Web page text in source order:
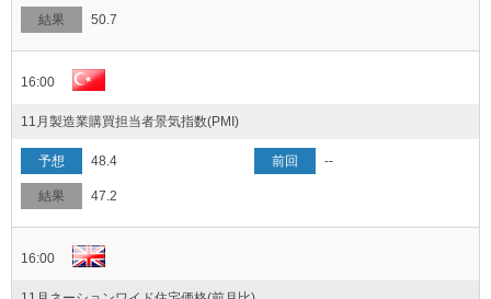
50.7
16:00
11月製造業購買担当者景気指数(PMI)
48.4 --
47.2
16:00